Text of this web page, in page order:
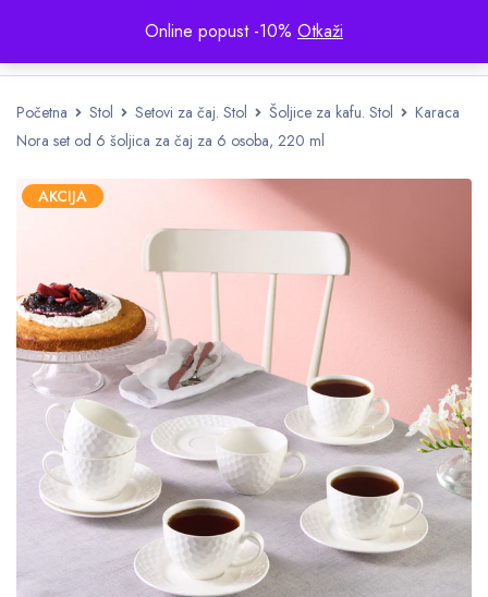
Online popust -10% Otkaži
Početna Stol Setovi za čaj. Stol Šoljice za kafu. Stol
Karaca
Nora set od 6 šoljica za čaj za 6 osoba, 220 ml
AKCIJA